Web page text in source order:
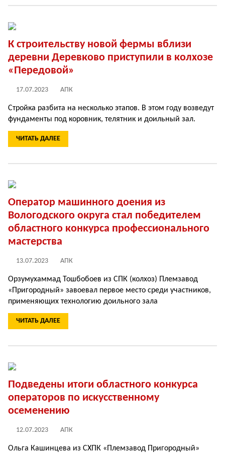
К строительству новой фермы вблизи
деревни Деревково приступили в колхозе
«Передовой»
17.07.2023 АПК
Стройка разбита на несколько этапов. В этом году возведут
фундаменты под коровник, телятник и доильный зал.
ЧИТАТЬ ДАЛЕЕ
Оператор машинного доения из
Вологодского округа стал победителем
областного конкурса профессионального
мастерства
13.07.2023 АПК
Орзумухаммад Тошбобоев из СПК (колхоз) Племзавод
«Пригородный» завоевал первое место среди участников,
применяющих технологию доильного зала
ЧИТАТЬ ДАЛЕЕ
Подведены итоги областного конкурса
операторов по искусственному
осеменению
12.07.2023 АПК
Ольга Кашинцева из СХПК «Племзавод Пригородный»